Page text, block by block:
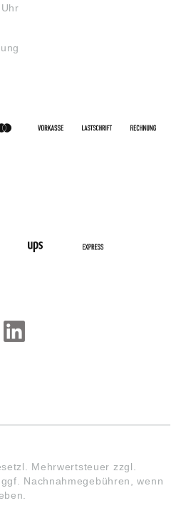
Mehrwertsteuer zzgl.
Nachnahmegebühren, wenn